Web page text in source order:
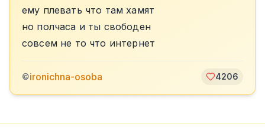
ему плевать что там хамят
но полчаса и ты свободен
совсем не то что интернет
©ironichna-osoba 4206